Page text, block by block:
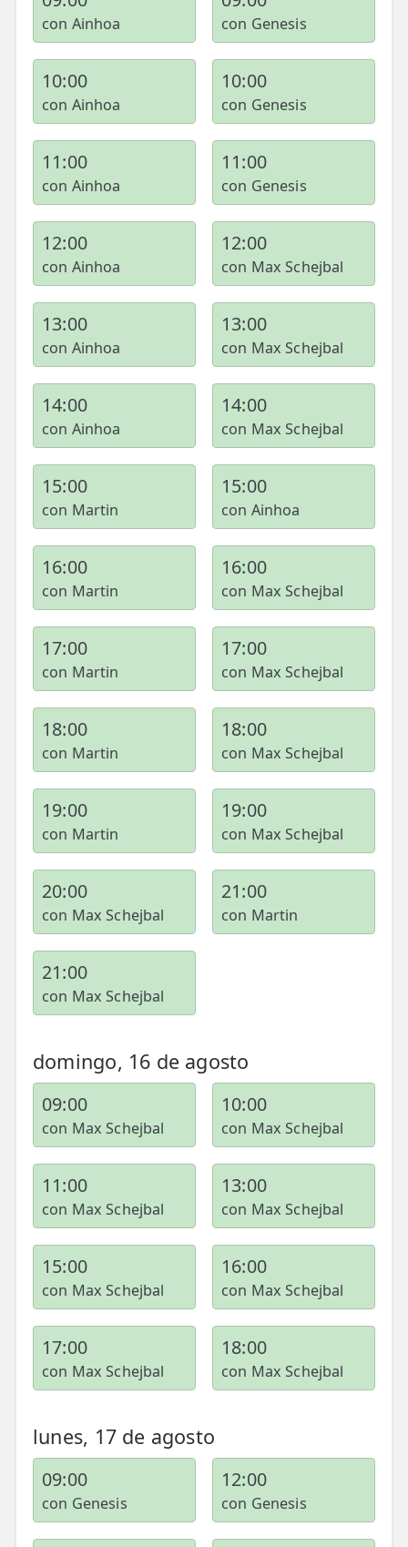
con Ainhoa con Genesis
10:00
con Ainhoa
10:00
con Genesis
11:00
con Ainhoa
11:00
con Genesis
12:00
con Ainhoa
12:00
con Max Schejbal
13:00
con Ainhoa
13:00
con Max Schejbal
14:00
con Ainhoa
14:00
con Max Schejbal
15:00
con Martin
15:00
con Ainhoa
16:00
con Martin
16:00
con Max Schejbal
17:00
con Martin
17:00
con Max Schejbal
18:00
con Martin
18:00
con Max Schejbal
19:00
con Martin
19:00
con Max Schejbal
20:00
con Max Schejbal
21:00
con Martin
21:00
con Max Schejbal
domingo, 16 de agosto
09:00
con Max Schejbal
10:00
con Max Schejbal
11:00
con Max Schejbal
13:00
con Max Schejbal
15:00
con Max Schejbal
16:00
con Max Schejbal
17:00
con Max Schejbal
18:00
con Max Schejbal
lunes, 17 de agosto
09:00
con Genesis
12:00
con Genesis